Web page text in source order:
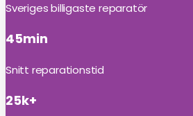
Sveriges billigaste reparatör
45min
Snitt reparationstid
25k+